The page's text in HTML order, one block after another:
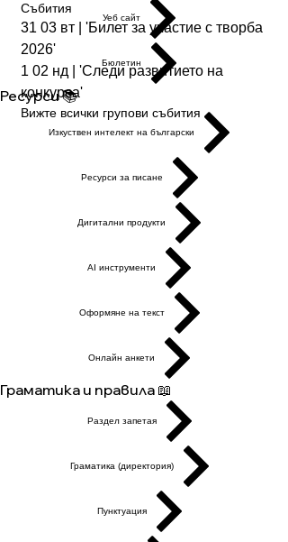
Събития
31 03 вт | 'Билет за участие с творба
2026'
1 02 нд | 'Следи развитието на
конкурса'
Вижте всички групови събития
Уеб сайт
Бюлетин
Ресурси 📚
Изкуствен интелект на български
Ресурси за писане
Дигитални продукти
AI инструменти
Оформяне на текст
Онлайн анкети
Граматика и правила 📖
Раздел запетая
Граматика (директория)
Пунктуация